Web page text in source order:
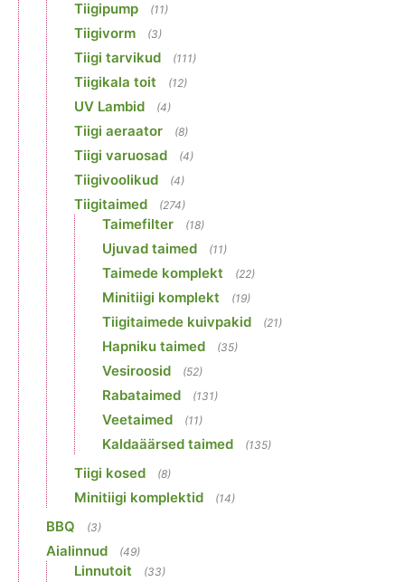
Tiigipump (11)
Tiigivorm (3)
Tiigi tarvikud (111)
Tiigikala toit (12)
UV Lambid (4)
Tiigi aeraator (8)
Tiigi varuosad (4)
Tiigivoolikud (4)
Tiigitaimed (274)
Taimefilter (18)
Ujuvad taimed (11)
Taimede komplekt (22)
Minitiigi komplekt (19)
Tiigitaimede kuivpakid (21)
Hapniku taimed (35)
Vesiroosid (52)
Rabataimed (131)
Veetaimed (11)
Kaldaäärsed taimed (135)
Tiigi kosed (8)
Minitiigi komplektid (14)
BBQ (3)
Aialinnud (49)
Linnutoit (33)